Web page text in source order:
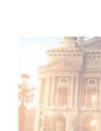
Gaumont et Good